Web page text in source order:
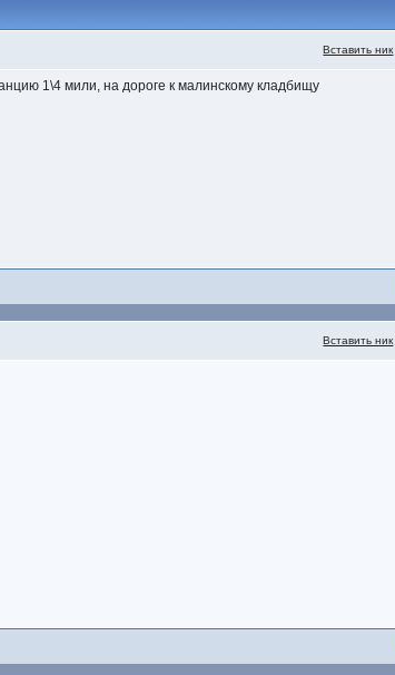
Вставить ник
1\4 мили, на дороге к малинскому кладбищу
Вставить ник